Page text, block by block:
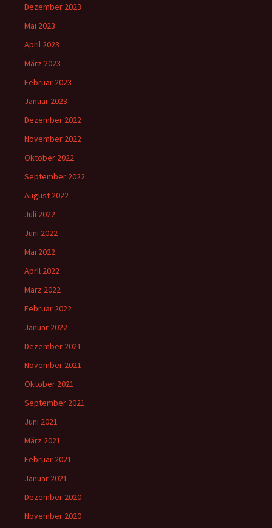
Dezember 2023
Mai 2023
April 2023
März 2023
Februar 2023
Januar 2023
Dezember 2022
November 2022
Oktober 2022
September 2022
August 2022
Juli 2022
Juni 2022
Mai 2022
April 2022
März 2022
Februar 2022
Januar 2022
Dezember 2021
November 2021
Oktober 2021
September 2021
Juni 2021
März 2021
Februar 2021
Januar 2021
Dezember 2020
November 2020